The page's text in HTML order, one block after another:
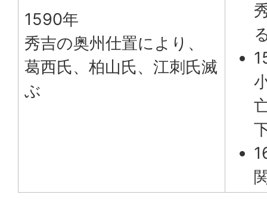
1590年
秀吉の奥州仕置により、
葛西氏、柏山氏、江刺氏滅
ぶ